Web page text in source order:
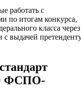
работать с
по итогам конкурса,
класса через
выдачей
ФСПО-